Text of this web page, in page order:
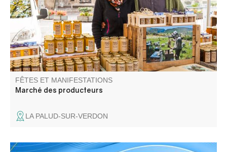
FÊTES ET MANIFESTATIONS
Marché des producteurs
LA PALUD-SUR-VERDON